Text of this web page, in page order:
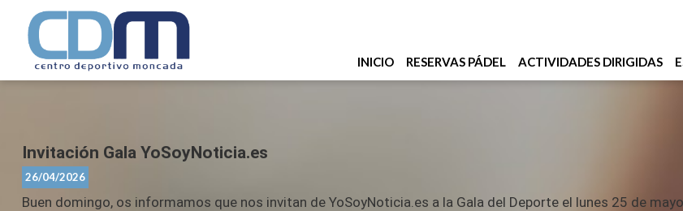
INICIO RESERVAS PÁDEL ACTIVIDADES DIRIGIDAS
Invitación Gala YoSoyNoticia.es
26/04/2026
Buen domingo, os informamos que nos invitan de YoSoyNoticia.es a la Gala del Deporte el lunes 25 de